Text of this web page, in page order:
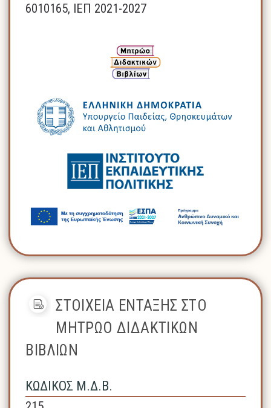
6010165, ΙΕΠ 2021-2027
ΣΤΟΙΧΕΙΑ ΕΝΤΑΞΗΣ ΣΤΟ
ΜΗΤΡΩΟ ΔΙΔΑΚΤΙΚΩΝ
ΒΙΒΛΙΩΝ
ΚΩΔΙΚΟΣ Μ.Δ.Β.